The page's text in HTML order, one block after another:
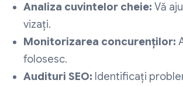
Analiza cuvintelor cheie: Vă
vizați.
Monitorizarea concurenților:
folosesc.
Audituri SEO: Identificați